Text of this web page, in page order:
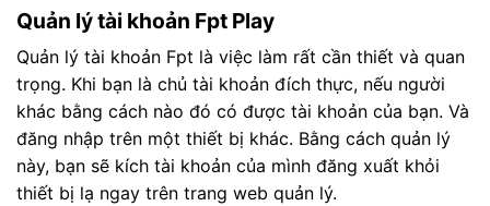
Quản lý tài khoản Fpt Play
Quản lý tài khoản Fpt là việc làm rất cần thiết và quan
trọng. Khi bạn là chủ tài khoản đích thực, nếu người
khác bằng cách nào đó có được tài khoản của bạn. Và
đăng nhập trên một thiết bị khác. Bằng cách quản lý
này, bạn sẽ kích tài khoản của mình đăng xuất khỏi
thiết bị lạ ngay trên trang web quản lý.